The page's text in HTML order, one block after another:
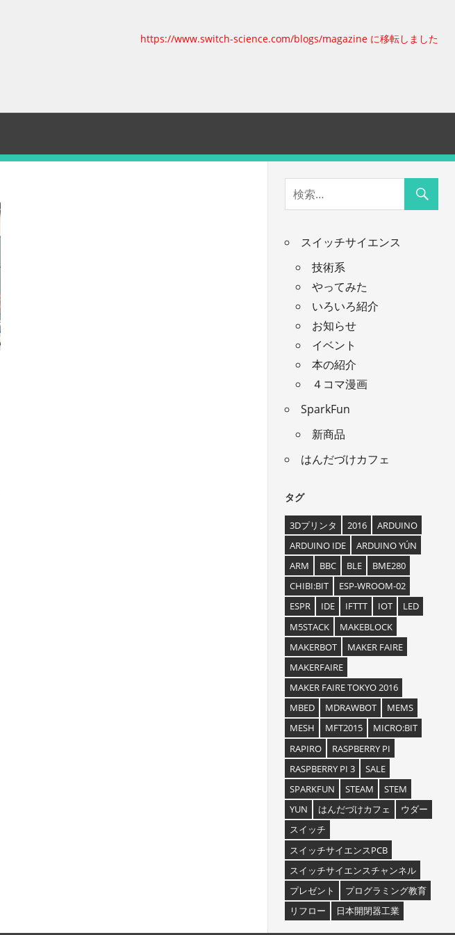
https://www.switch-science.com/blogs/magazine に移転しました
スイッチサイエンス
技術系
やってみた
いろいろ紹介
お知らせ
イベント
本の紹介
４コマ漫画
SparkFun
新商品
はんだづけカフェ
タグ
3Dプリンタ 2016
ARDUINO
ARDUINO IDE
ARDUINO YÚN
ARM
BBC BLE
BME280
CHIBI:BIT
ESP-WROOM-02
ESPR
IDE IFTTT IOT
LED
M5STACK
MAKEBLOCK
MAKERBOT
MAKER FAIRE
MAKERFAIRE
MAKER FAIRE TOKYO 2016
MBED
MDRAWBOT
MEMS
MESH
MFT2015
MICRO:BIT
RAPIRO
RASPBERRY PI
RASPBERRY PI 3
SALE
SPARKFUN
STEAM
STEM
YUN
はんだづけカフェ
ウダー
スイッチ
スイッチサイエンスPCB
スイッチサイエンスチャンネル
プレゼント
プログラミング教育
リフロー
日本開閉器工業